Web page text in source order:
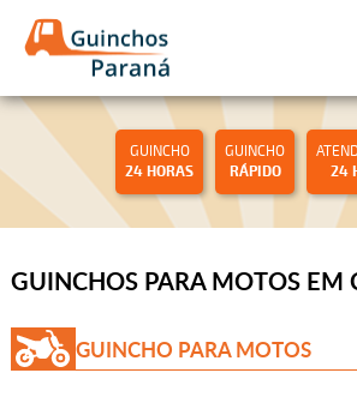
GUINCHO
24 HORAS
GUINCHO
RÁPIDO
24
GUINCHOS PARA MOTOS EM
GUINCHO PARA MOTOS